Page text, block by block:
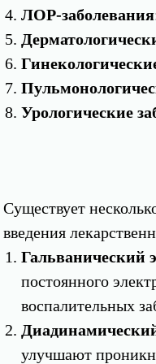
ЛОР-заболевания
Урологические
Существует
введения
Гальванический
постоянного
воспалительных
улучшают